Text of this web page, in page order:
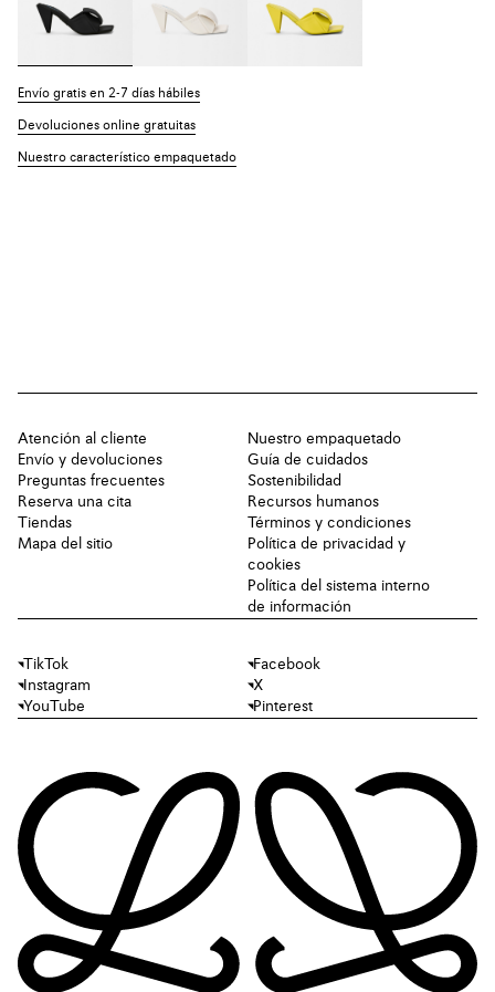
Envío gratis en 2-7 días hábiles
Devoluciones online gratuitas
Nuestro característico empaquetado
Atención al cliente
Envío y devoluciones
Preguntas frecuentes
Reserva una cita
Tiendas
Mapa del sitio
Nuestro empaquetado
Guía de cuidados
Sostenibilidad
Recursos humanos
Términos y condiciones
Política de privacidad y
cookies
Política del sistema interno
de información
TikTok
Facebook
Instagram
X
YouTube
Pinterest